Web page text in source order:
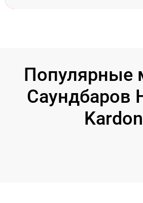
Популярные
Саундбаров
Kardon